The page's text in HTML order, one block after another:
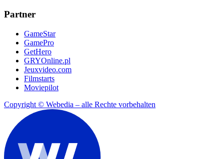
Partner
GameStar
GamePro
GetHero
GRYOnline.pl
Jeuxvideo.com
Filmstarts
Moviepilot
Copyright © Webedia – alle Rechte vorbehalten